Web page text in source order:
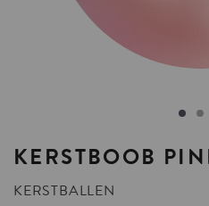
KERSTBOOB
KERSTBALLEN